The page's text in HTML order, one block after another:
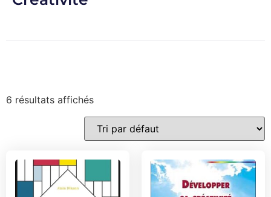
6 résultats affichés